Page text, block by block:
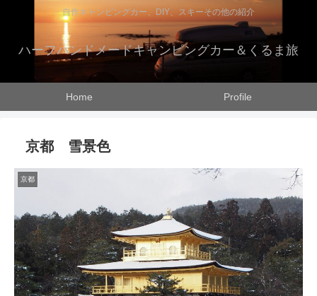
自作キャンピングカー、DIY、スキーその他の紹介
ハーフハンドメードキャンピングカー＆くるま旅
Home Profile
京都 雪景色
京都